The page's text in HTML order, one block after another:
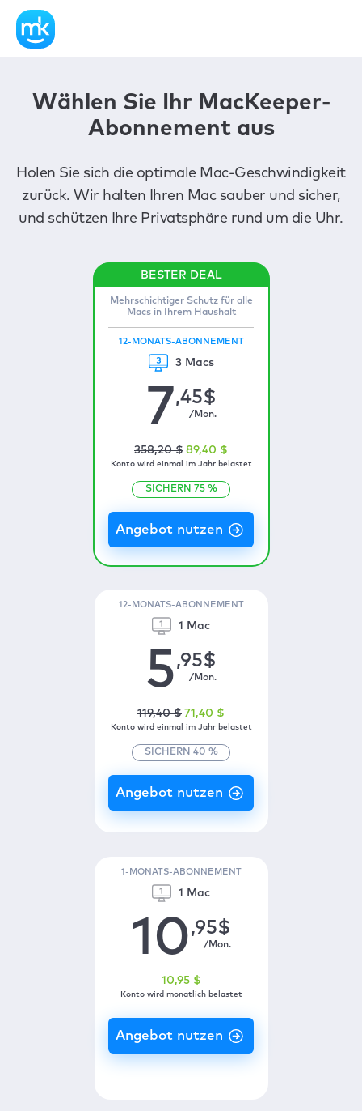
Wählen Sie Ihr MacKeeper-
Abonnement aus
Holen Sie sich die optimale Mac-Geschwindigkeit
zurück. Wir halten Ihren Mac sauber und sicher,
und schützen Ihre Privatsphäre rund um die Uhr.
Mehrschichtiger Schutz für alle
Macs in Ihrem Haushalt
12-MONATS-ABONNEMENT
3 Macs
7,45$
/Mon.
358,20 $ 89,40 $
Konto wird einmal im Jahr belastet
SICHERN 75 %
12-MONATS-ABONNEMENT
1 Mac
5,95$
/Mon.
119,40 $ 71 ,40 $
Konto wird einmal im Jahr belastet
SICHERN 40 %
1-MONATS-ABONNEMENT
1 Mac
10,95$
/Mon.
10,95 $
Konto wird monatlich belastet